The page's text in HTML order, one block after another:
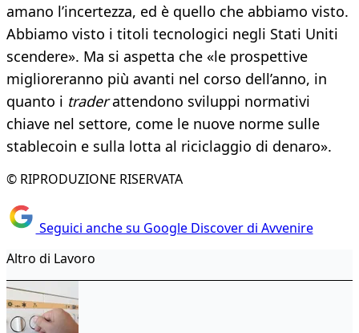
amano l’incertezza, ed è quello che abbiamo visto.
Abbiamo visto i titoli tecnologici negli Stati Uniti
scendere». Ma si aspetta che «le prospettive
miglioreranno più avanti nel corso dell’anno, in
quanto i traderattendono sviluppi normativi
chiave nel settore, come le nuove norme sulle
stablecoin e sulla lotta al riciclaggio di denaro».
© RIPRODUZIONE RISERVATA
Seguici anche su Google Discover di Avvenire
Altro di Lavoro